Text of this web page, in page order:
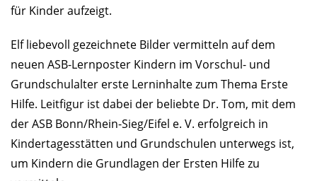
für Kinder aufzeigt.
Elf liebevoll gezeichnete Bilder vermitteln auf dem
neuen ASB-Lernposter Kindern im Vorschul- und
Grundschulalter erste Lerninhalte zum Thema Erste
Hilfe. Leitfigur ist dabei der beliebte Dr. Tom, mit dem
der ASB Bonn/Rhein-Sieg/Eifel e. V. erfolgreich in
Kindertagesstätten und Grundschulen unterwegs ist,
um Kindern die Grundlagen der Ersten Hilfe zu